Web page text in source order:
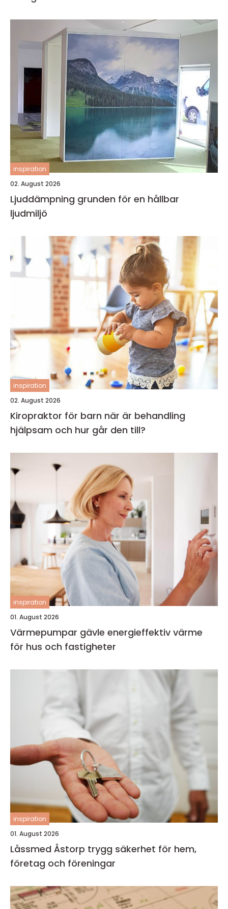
inspiration
02. August 2026
Ljuddämpning grunden för en hållbar
ljudmiljö
inspiration
02. August 2026
Kiropraktor för barn när är behandling
hjälpsam och hur går den till?
inspiration
01. August 2026
Värmepumpar gävle energieffektiv värme
för hus och fastigheter
inspiration
01. August 2026
Låssmed Åstorp trygg säkerhet för hem,
företag och föreningar